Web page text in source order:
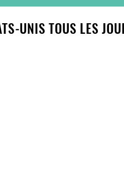
UNIS TOUS LES